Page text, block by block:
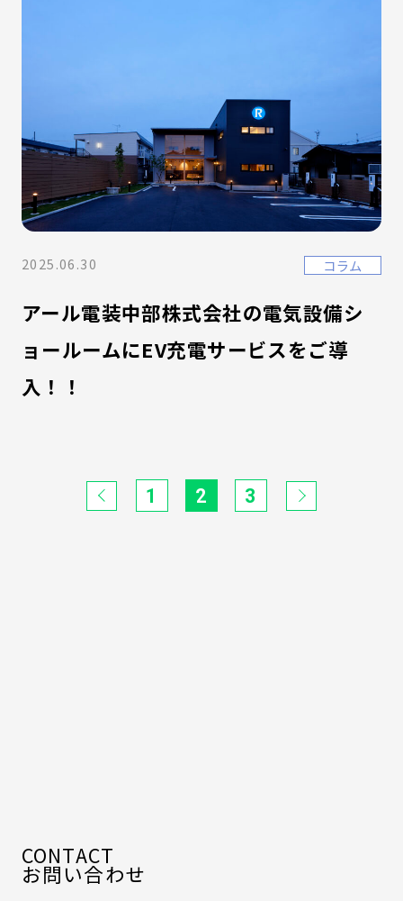
2025.06.30 コラム
アール電装中部株式会社の電気設備シ
ョールームにEV充電サービスをご導
入！！
1 2 3
CONTACT
お問い合わせ